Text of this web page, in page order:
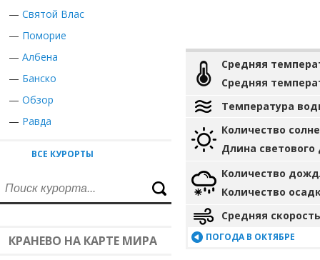
— Святой Влас
— Поморие
— Албена
— Банско
— Обзор
— Равда
ВСЕ КУРОРТЫ
КРАНЕВО НА КАРТЕ МИРА
Средняя
Средняя
Температура
Количество
Длина светового
Количество
Количество
Средняя
ПОГОДА В ОКТЯБРЕ